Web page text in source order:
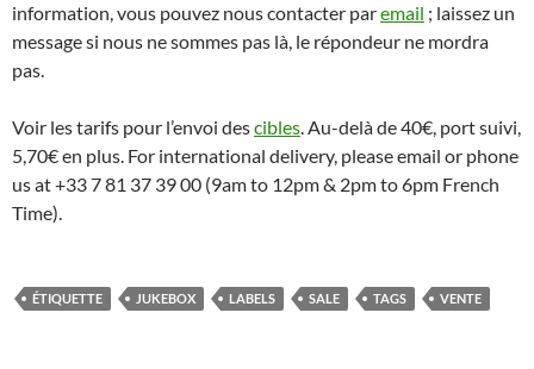
information, vous pouvez nous contacter paremail ; laissez un
message si nous ne sommes pas là, le répondeur ne mordra
pas.
Voir les tarifs pour l’envoi descibles. Au-delà de 40€, port suivi,
5,70€ en plus. For international delivery, please email or phone
us at +33 7 81 37 39 00 (9am to 12pm & 2pm to 6pm French
Time).
ÉTIQUETTE JUKEBOX LABELS SALE TAGS VENTE